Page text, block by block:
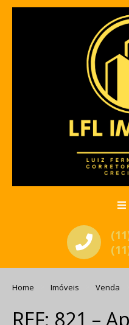
Home Imóveis Venda
REF: 821 –